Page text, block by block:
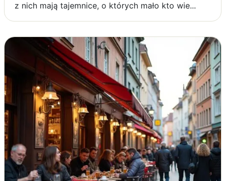
z nich mają tajemnice, o których mało kto wie...